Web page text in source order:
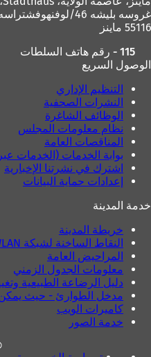
غروسه بليشه 46/لوفنهوفشتراسه 1،
55116 ماينز
115 - رقم هاتف السلطات
الوصول السريع
التنظيم الإداري
النشرات الصحفية
الوظائف الشاغرة
نظام معلومات المجلس
المناقصات العامة
بوابة الخدمات (الخدمات
اشترك في نشرتنا الإخبارية
إعدادات حماية البيانات
خدمة المدينة
خريطة المدينة
النقاط الساخنة لشبكة WLAN اللاسلكية
المراحيض العامة
معلومات الجدول الزمني
دليل الرضاعة الطبيعية
مدخل الطوارئ - حيث يمكن
كاميرات الويب
خدمة الصور